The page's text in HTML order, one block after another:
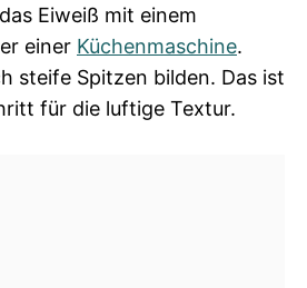
Eiweiß mit einem
einer Küchenmaschine.
steife Spitzen bilden. Das ist
für die luftige Textur.